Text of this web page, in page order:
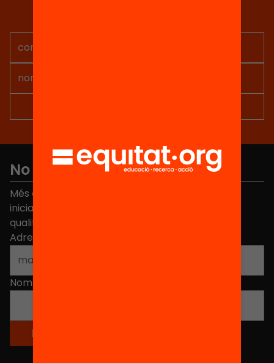
No et perdis res
Més de 40.000 persones ja han triat Equitat. Rep
iniciatives, propostes i projectes per millorar la
qualitat de l'educació a Catalunya.
Adreça electrònica
Nom